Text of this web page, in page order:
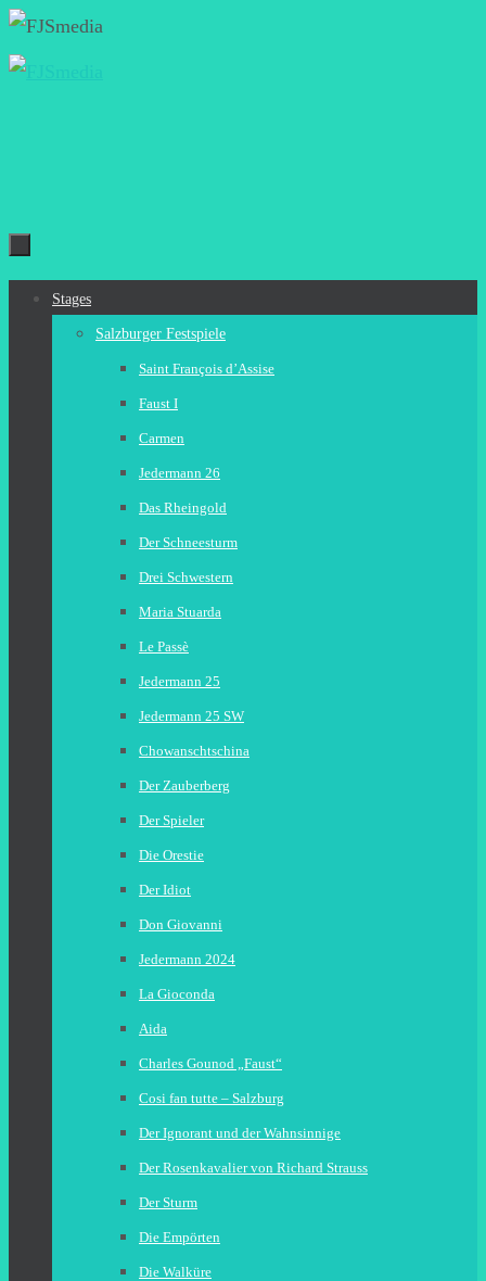
Zum
Inhalt
Zum
Stages
Salzburger Festspiele
Saint François d’Assise
Faust I
Carmen
Jedermann 26
Das Rheingold
Der Schneesturm
Drei Schwestern
Maria Stuarda
Le Passè
Jedermann 25
Jedermann 25 SW
Chowanschtschina
Der Zauberberg
Der Spieler
Die Orestie
Der Idiot
Don Giovanni
Jedermann 2024
La Gioconda
Aida
Charles Gounod „Faust“
Cosi fan tutte – Salzburg
Der Ignorant und der Wahnsinnige
Der Rosenkavalier von Richard Strauss
Der Sturm
Die Empörten
Die Walküre